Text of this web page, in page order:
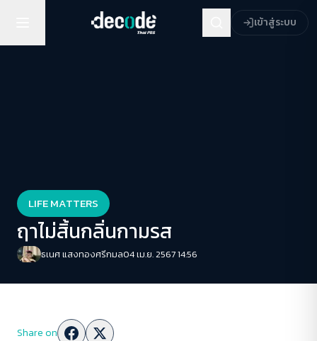
เข้าสู่ระบบ
LIFE MATTERS
ฤาไม่สิ้นกลิ่นกามรส
ธเนศ แสงทองศรีกมล04 เม.ย. 2567 14:56
Share on